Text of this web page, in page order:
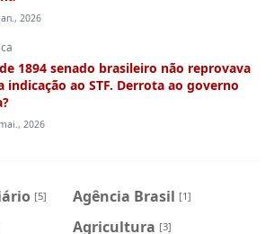
2026
1894 senado brasileiro não reprovava
indicação ao STF. Derrota ao governo
2026
[5] Agência Brasil [1]
Agricultura [3]